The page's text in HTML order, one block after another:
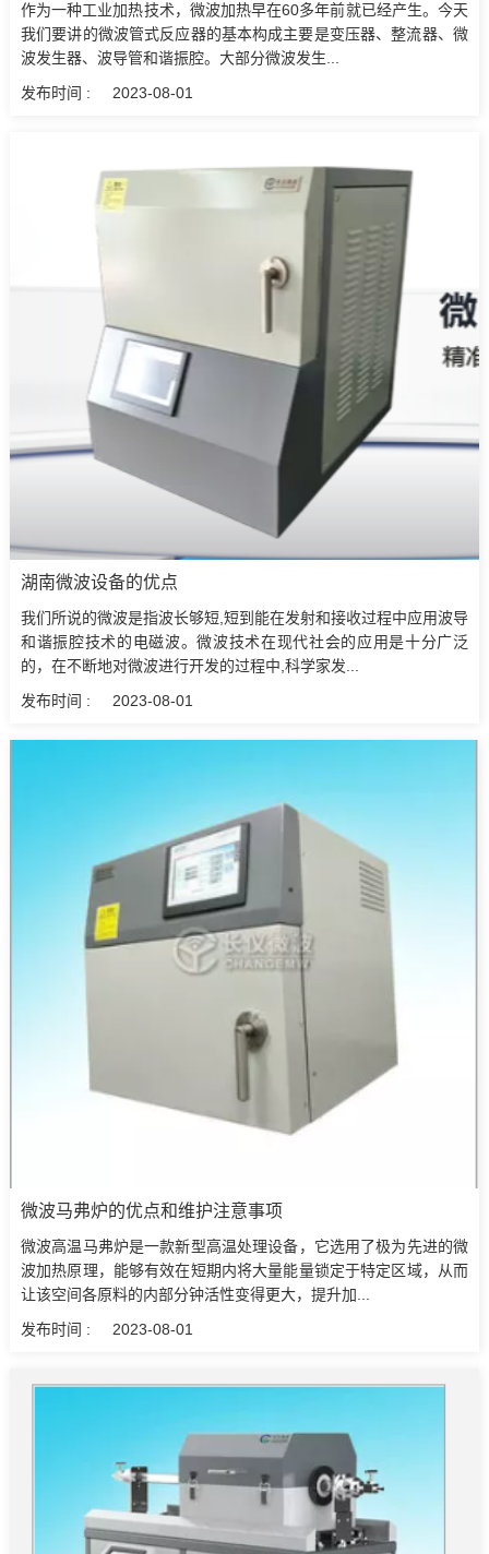
作为一种工业加热技术，微波加热早在60多年前就已经产生。今天
我们要讲的微波管式反应器‍的基本构成主要是变压器、整流器、微
波发生器、波导管和谐振腔。大部分微波发生...
发布时间 :
2023-08-01
湖南微波设备‍的优点
我们所说的微波是指波长够短,短到能在发射和接收过程中应用波导
和谐振腔技术的电磁波。微波技术在现代社会的应用是十分广泛
的，在不断地对微波进行开发的过程中,科学家发...
发布时间 :
2023-08-01
微波马弗炉的优点和维护注意事项
微波高温马弗炉是一款新型高温处理设备，它选用了极为先进的微
波加热原理，能够有效在短期内将大量能量锁定于特定区域，从而
让该空间各原料的内部分钟活性变得更大，提升加...
发布时间 :
2023-08-01